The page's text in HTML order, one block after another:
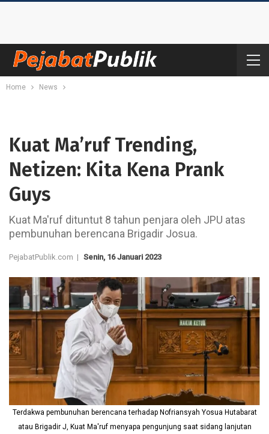
Home News
Kuat Ma’ruf Trending,
Netizen: Kita Kena Prank
Guys
Kuat Ma'ruf dituntut 8 tahun penjara oleh JPU atas
pembunuhan berencana Brigadir Josua.
PejabatPublik.com | Senin, 16 Januari 2023
Terdakwa pembunuhan berencana terhadap Nofriansyah Yosua Hutabarat
atau Brigadir J, Kuat Ma'ruf menyapa pengunjung saat sidang lanjutan